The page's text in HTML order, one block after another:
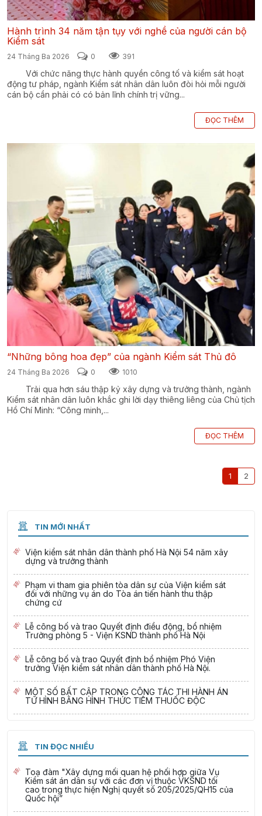
Hành trình 34 năm tận tụy với nghề của người cán bộ
Kiểm sát
24 Tháng Ba 2026 0 391
Với chức năng thực hành quyền công tố và kiểm sát hoạt
động tư pháp, ngành Kiểm sát nhân dân luôn đòi hỏi mỗi người
cán bộ cần phải có có bản lĩnh chính trị vững...
ĐỌC THÊM
“Những bông hoa đẹp” của ngành Kiểm sát Thủ đô
24 Tháng Ba 2026 0 1010
Trải qua hơn sáu thập kỷ xây dựng và trưởng thành, ngành
Kiểm sát nhân dân luôn khắc ghi lời dạy thiêng liêng của Chủ tịch
Hồ Chí Minh: “Công minh,...
ĐỌC THÊM
1 2
TIN MỚI NHẤT
Viện kiểm sát nhân dân thành phố Hà Nội 54 năm xây
dựng và trưởng thành
Phạm vi tham gia phiên tòa dân sự của Viện kiểm sát
đối với những vụ án do Tòa án tiến hành thu thập
chứng cứ
Lễ công bố và trao Quyết định điều động, bổ nhiệm
Trưởng phòng 5 - Viện KSND thành phố Hà Nội
Lễ công bố và trao Quyết định bổ nhiệm Phó Viện
trưởng Viện kiểm sát nhân dân thành phố Hà Nội.
MỘT SỐ BẤT CẬP TRONG CÔNG TÁC THI HÀNH ÁN
TỬ HÌNH BẰNG HÌNH THỨC TIÊM THUỐC ĐỘC
TIN ĐỌC NHIỀU
Toạ đàm "Xây dựng mối quan hệ phối hợp giữa Vụ
Kiểm sát án dân sự với các đơn vị thuộc VKSND tối
cao trong thực hiện Nghị quyết số 205/2025/QH15 của
Quốc hội”